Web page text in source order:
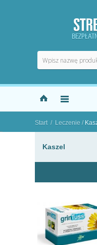
Start / Leczenie /
"
Kaszel